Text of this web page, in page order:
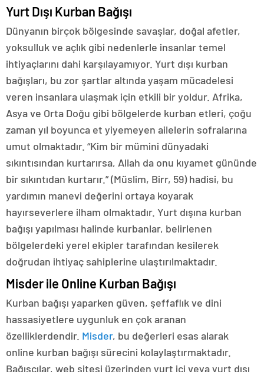
Yurt Dışı Kurban Bağışı
Dünyanın birçok bölgesinde savaşlar, doğal afetler,
yoksulluk ve açlık gibi nedenlerle insanlar temel
ihtiyaçlarını dahi karşılayamıyor. Yurt dışı kurban
bağışları, bu zor şartlar altında yaşam mücadelesi
veren insanlara ulaşmak için etkili bir yoldur. Afrika,
Asya ve Orta Doğu gibi bölgelerde kurban etleri, çoğu
zaman yıl boyunca et yiyemeyen ailelerin sofralarına
umut olmaktadır. “Kim bir mümini dünyadaki
sıkıntısından kurtarırsa, Allah da onu kıyamet gününde
bir sıkıntıdan kurtarır.” (Müslim, Birr, 59) hadisi, bu
yardımın manevi değerini ortaya koyarak
hayırseverlere ilham olmaktadır. Yurt dışına kurban
bağışı yapılması halinde kurbanlar, belirlenen
bölgelerdeki yerel ekipler tarafından kesilerek
doğrudan ihtiyaç sahiplerine ulaştırılmaktadır.
Misder ile Online Kurban Bağışı
Kurban bağışı yaparken güven, şeffaflık ve dini
hassasiyetlere uygunluk en çok aranan
özelliklerdendir. Misder, bu değerleri esas alarak
online kurban bağışı sürecini kolaylaştırmaktadır.
Bağışçılar, web sitesi üzerinden yurt içi veya yurt dışı